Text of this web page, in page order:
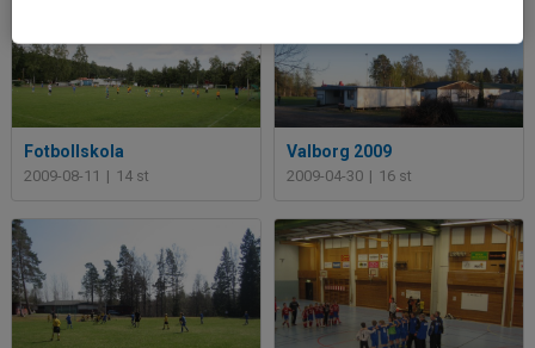
Fotbollskola
2009-08-11 | 14 st
Valborg 2009
2009-04-30 | 16 st